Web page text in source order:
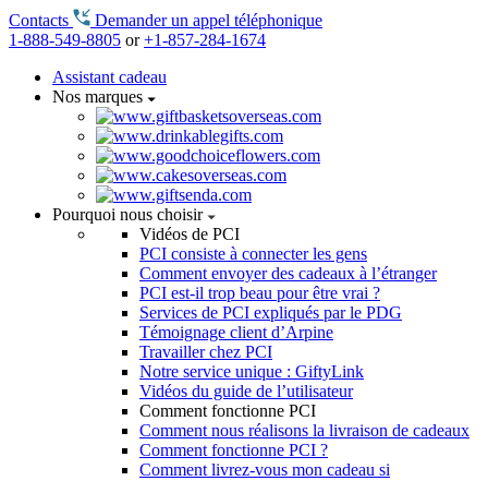
Contacts
Demander un appel téléphonique
1-888-549-8805 or+1-857-284-1674
Assistant cadeau
Nos marques
Pourquoi nous choisir
Vidéos de PCI
PCI consiste à connecter les gens
Comment envoyer des cadeaux à l’étranger
PCI est-il trop beau pour être vrai ?
Services de PCI expliqués par le PDG
Témoignage client d’Arpine
Travailler chez PCI
Notre service unique : GiftyLink
Vidéos du guide de l’utilisateur
Comment fonctionne PCI
Comment nous réalisons la livraison de cadeaux
Comment fonctionne PCI ?
Comment livrez-vous mon cadeau si